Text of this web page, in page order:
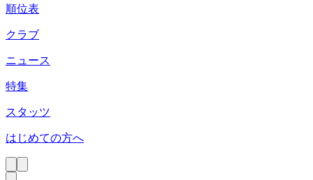
順位表
クラブ
ニュース
特集
スタッツ
はじめての方へ